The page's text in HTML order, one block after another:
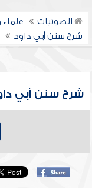
الصوتيات
شرح سنن أبي داود
شرح سنن أبي داود